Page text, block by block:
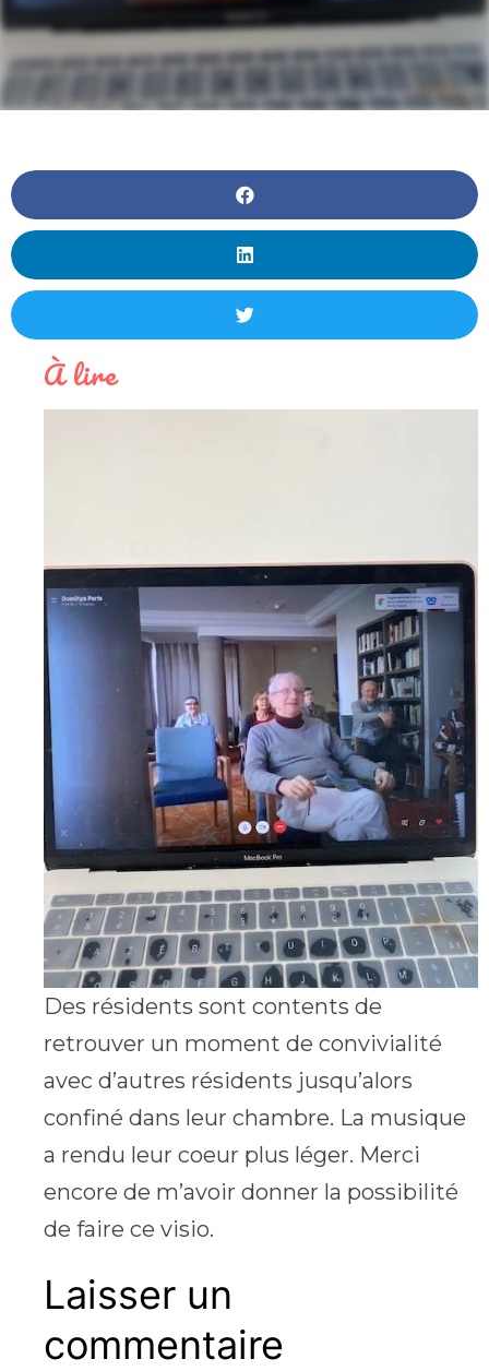
À lire
Des résidents sont contents de
retrouver un moment de convivialité
avec d’autres résidents jusqu’alors
confiné dans leur chambre. La musique
a rendu leur coeur plus léger. Merci
encore de m’avoir donner la possibilité
de faire ce visio.
Laisser un
commentaire